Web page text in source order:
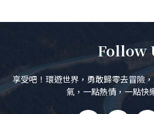
Follow
享受吧！環遊世界，勇敢歸零去冒險
氣，一點熱情，一點快